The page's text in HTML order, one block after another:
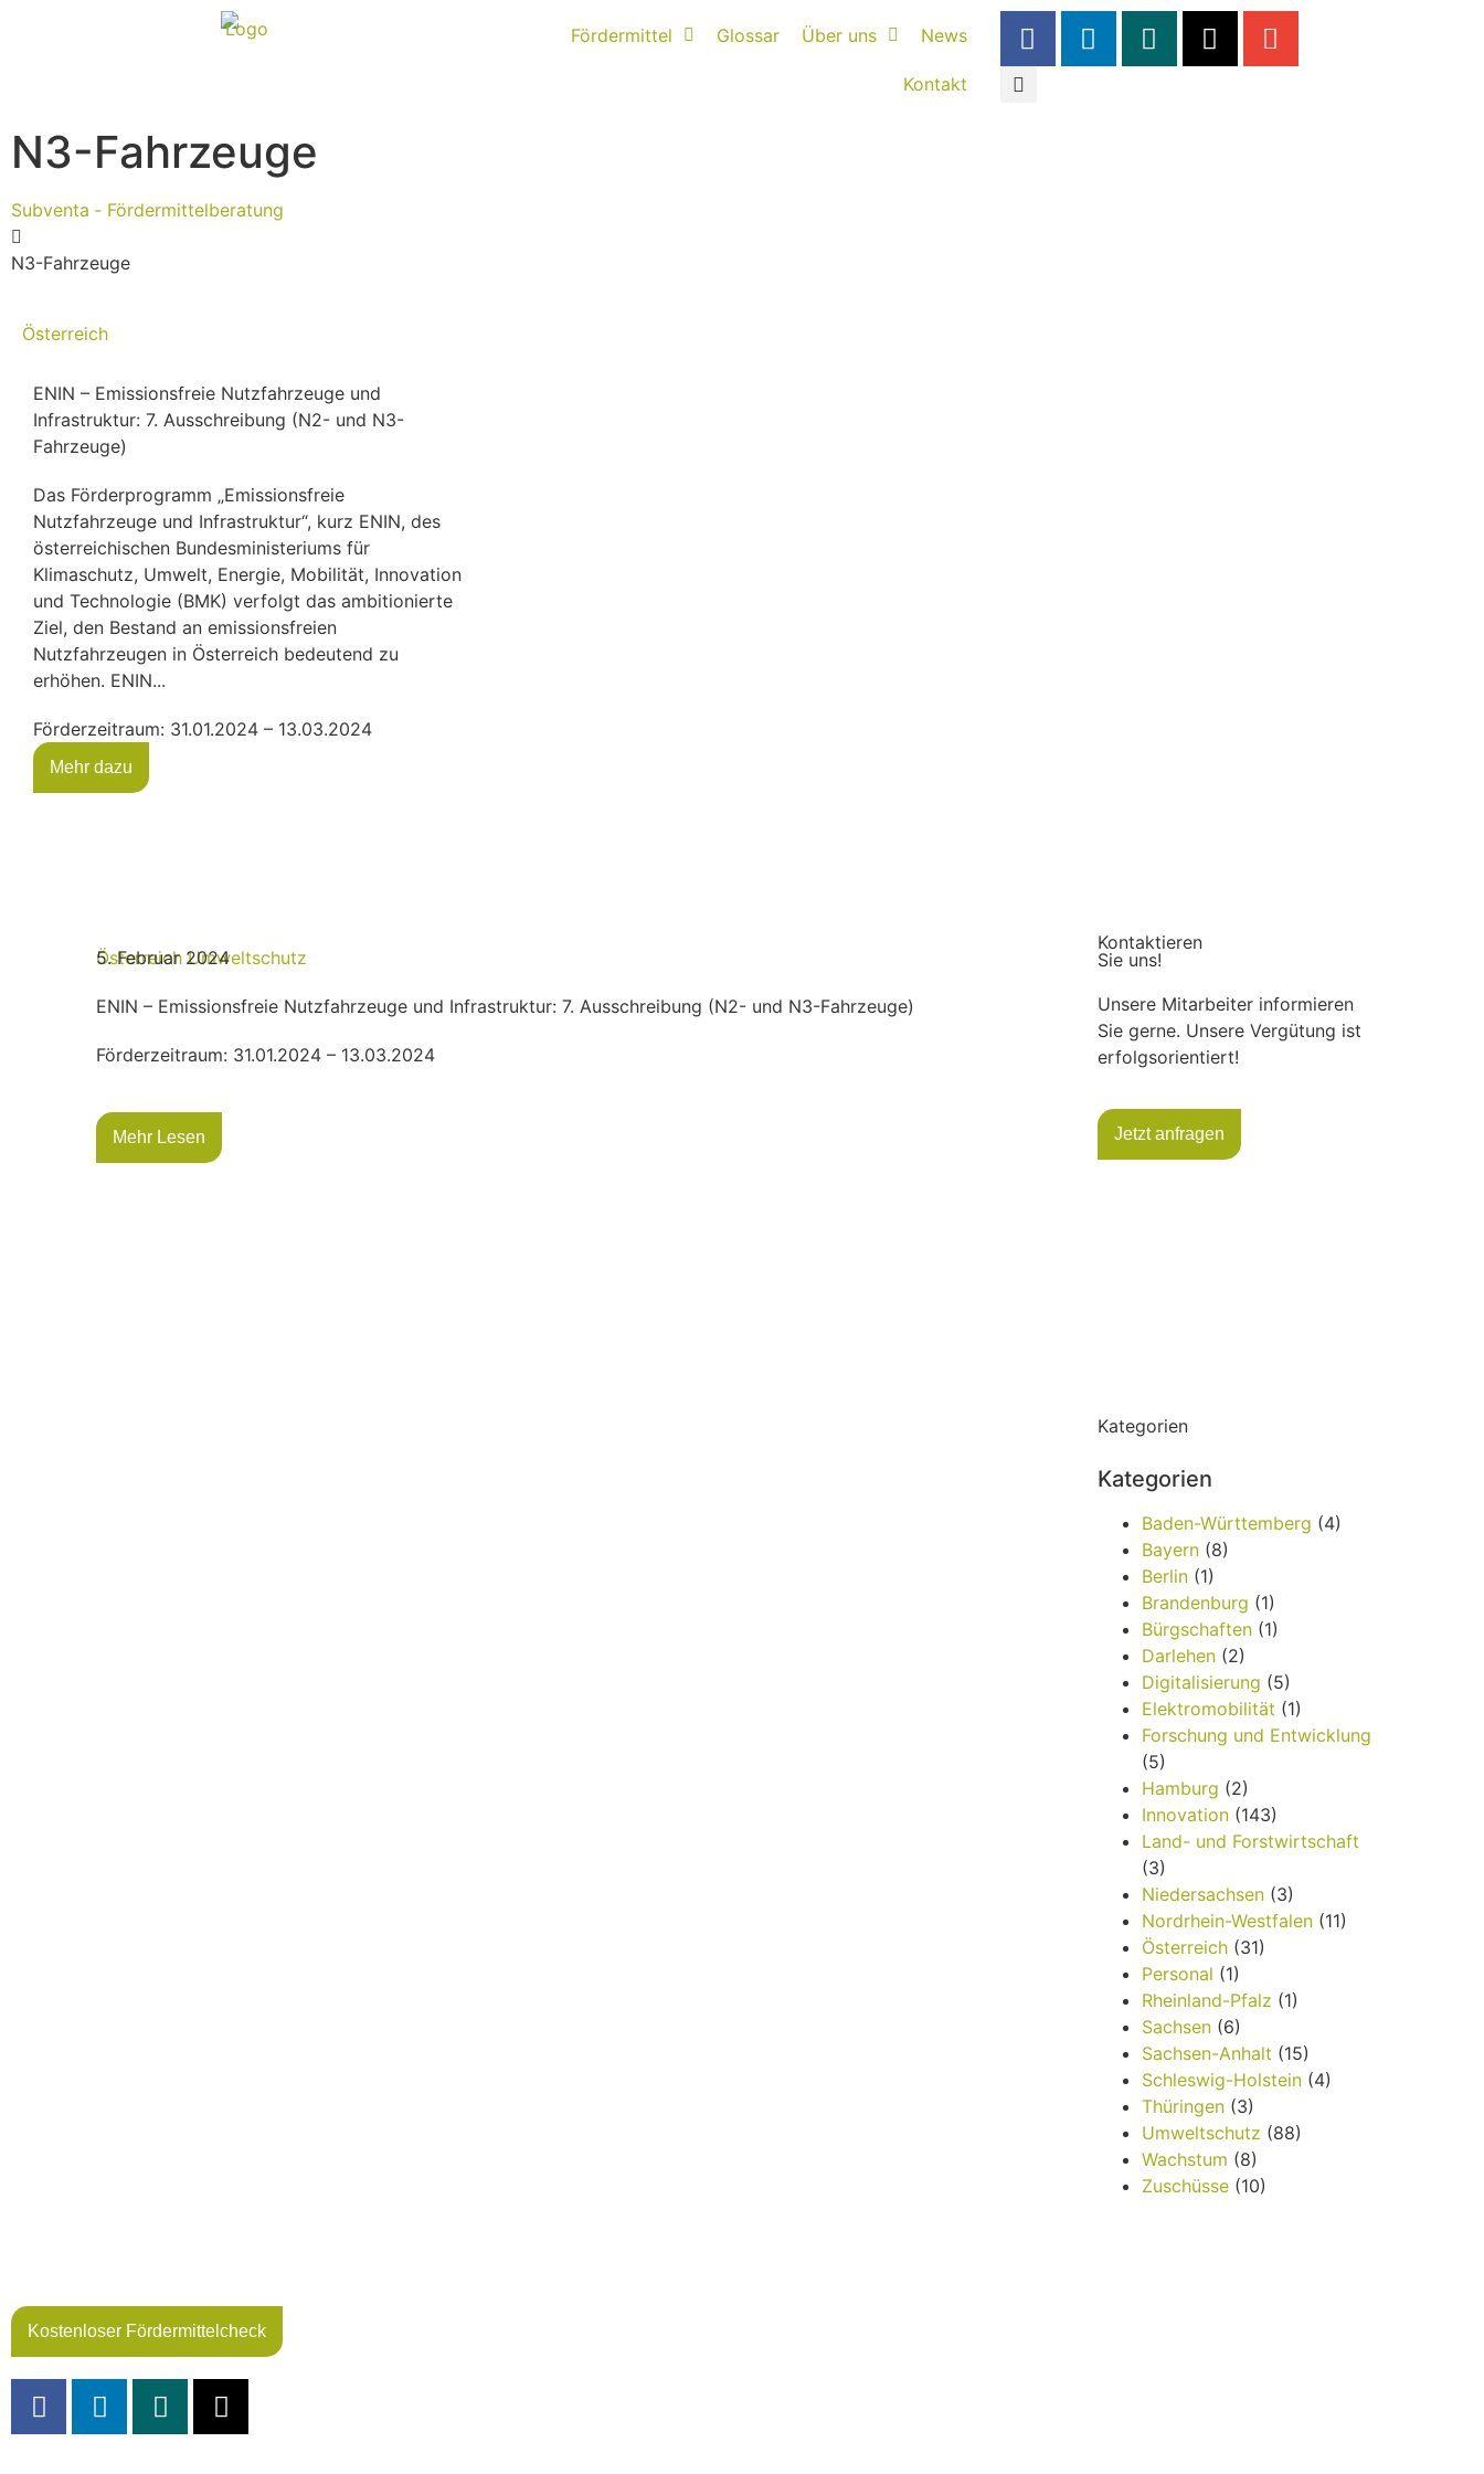
Fördermittel Glossar Über uns News
Kontakt
N3-Fahrzeuge
Subventa ‐ Fördermittelberatung
N3-Fahrzeuge
Österreich
ENIN – Emissionsfreie Nutzfahrzeuge und
Infrastruktur: 7. Ausschreibung (N2- und N3-
Fahrzeuge)
Das Förderprogramm „Emissionsfreie
Nutzfahrzeuge und Infrastruktur“, kurz ENIN, des
österreichischen Bundesministeriums für
Klimaschutz, Umwelt, Energie, Mobilität, Innovation
und Technologie (BMK) verfolgt das ambitionierte
Ziel, den Bestand an emissionsfreien
Nutzfahrzeugen in Österreich bedeutend zu
erhöhen. ENIN...
Förderzeitraum: 31.01.2024 – 13.03.2024
Mehr dazu
Österreich Umweltschutz
5. Februar 2024
ENIN – Emissionsfreie Nutzfahrzeuge und Infrastruktur: 7. Ausschreibung (N2- und N3-Fahrzeuge)
Förderzeitraum: 31.01.2024 – 13.03.2024
Mehr Lesen
Kontaktieren
Sie uns!
Unsere Mitarbeiter informieren
Sie gerne. Unsere Vergütung ist
erfolgsorientiert!
Jetzt anfragen
Kategorien
Kategorien
Baden-Württemberg (4)
Bayern (8)
Berlin (1)
Brandenburg (1)
Bürgschaften (1)
Darlehen (2)
Digitalisierung (5)
Elektromobilität (1)
Forschung und Entwicklung
(5)
Hamburg (2)
Innovation (143)
Land- und Forstwirtschaft
(3)
Niedersachsen (3)
Nordrhein-Westfalen (11)
Österreich (31)
Personal (1)
Rheinland-Pfalz (1)
Sachsen (6)
Sachsen-Anhalt (15)
Schleswig-Holstein (4)
Thüringen (3)
Umweltschutz (88)
Wachstum (8)
Zuschüsse (10)
Kostenloser Fördermittelcheck